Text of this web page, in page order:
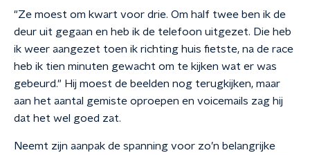
"Ze moest om kwart voor drie. Om half twee ben ik de
deur uit gegaan en heb ik de telefoon uitgezet. Die heb
ik weer aangezet toen ik richting huis fietste, na de race
heb ik tien minuten gewacht om te kijken wat er was
gebeurd." Hij moest de beelden nog terugkijken, maar
aan het aantal gemiste oproepen en voicemails zag hij
dat het wel goed zat.
Neemt zijn aanpak de spanning voor zo’n belangrijke